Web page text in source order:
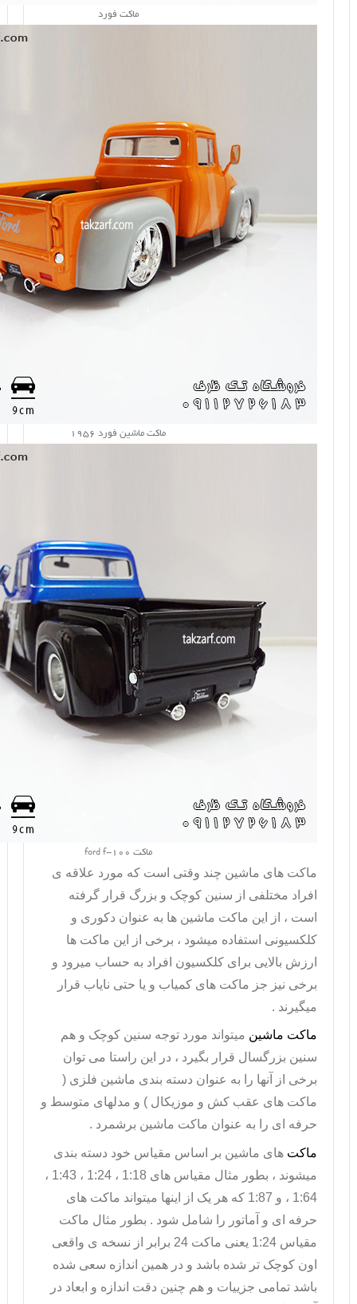
ماکت فورد
ماکت ماشین فورد 1956
ماکت ford f-100
ماکت های ماشین چند وقتی است که مورد علاقه ی
افراد مختلفی از سنین کوچک و بزرگ قرار گرفته
است ، از این ماکت ماشین ها به عنوان دکوری و
کلکسیونی استفاده میشود ، برخی از این ماکت ها
ارزش بالایی برای کلکسیون افراد به حساب میرود و
برخی نیز جز ماکت های کمیاب و یا حتی نایاب قرار
میگیرند .
ماکت ماشین میتواند مورد توجه سنین کوچک و هم
سنین بزرگسال قرار بگیرد ، در این راستا می توان
برخی از آنها را به عنوان دسته بندی ماشین فلزی (
ماکت های عقب کش و موزیکال ) و مدلهای متوسط و
حرفه ای را به عنوان ماکت ماشین برشمرد .
ماکت های ماشین بر اساس مقیاس خود دسته بندی
میشوند ، بطور مثال مقیاس های 1:18 ، 1:24 ، 1:43 ،
1:64 ، و 1:87 که هر یک از اینها میتواند ماکت های
حرفه ای و آماتور را شامل شود . بطور مثال ماکت
مقیاس 1:24
یعنی ماکت 24 برابر از نسخه ی واقعی
اون کوچک تر شده باشد و در همین اندازه سعی شده
باشد تمامی جزییات و هم چنین دقت اندازه و ابعاد در